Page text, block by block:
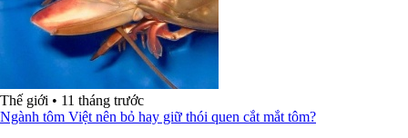
Thế giới • 11 tháng trước
Ngành tôm Việt nên bỏ hay giữ thói quen cắt mắt tôm?